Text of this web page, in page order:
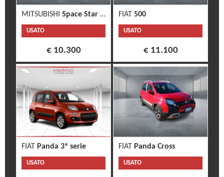
MITSUBISHI Space Star 3ª serie
USATO
€ 10.300
FIAT 500
USATO
€ 11.100
FIAT Panda 3ª serie
USATO
FIAT Panda Cross
USATO